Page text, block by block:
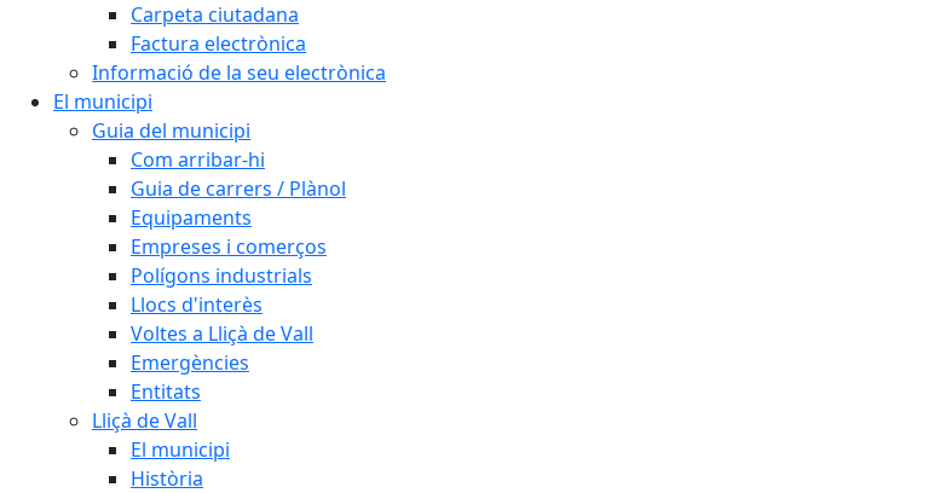
Carpeta ciutadana
Factura electrònica
Informació de la seu electrònica
El municipi
Guia del municipi
Com arribar-hi
Guia de carrers / Plànol
Equipaments
Empreses i comerços
Polígons industrials
Llocs d'interès
Voltes a Lliçà de Vall
Emergències
Entitats
Lliçà de Vall
El municipi
Història